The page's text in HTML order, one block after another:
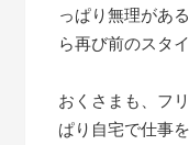
っぱり無理があ
ら再び前のスタ
おくさまも、フ
ぱり自宅で仕事